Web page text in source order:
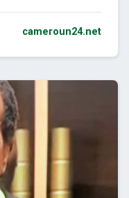
cameroun24.net